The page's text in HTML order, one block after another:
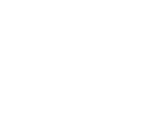
新技术探索与团队敏捷开发实
后台回复 linux、flutter、c#、
python 等可获取相关技术文章和
众号后台留言~
deali/p/14329228.html